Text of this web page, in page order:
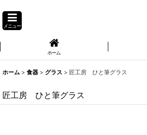
メニュー
ホーム
ホーム > 食器 > グラス > 匠工房 ひと筆グラス
匠工房 ひと筆グラス